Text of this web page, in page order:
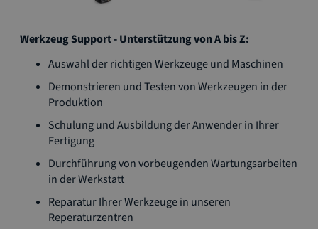
Werkzeug Support - Unterstützung von A bis Z:
Auswahl der richtigen Werkzeuge und Maschinen
Demonstrieren und Testen von Werkzeugen in der
Produktion
Schulung und Ausbildung der Anwender in Ihrer
Fertigung
Durchführung von vorbeugenden Wartungsarbeiten
in der Werkstatt
Reparatur Ihrer Werkzeuge in unseren
Reperaturzentren